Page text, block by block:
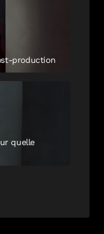
production
quelle